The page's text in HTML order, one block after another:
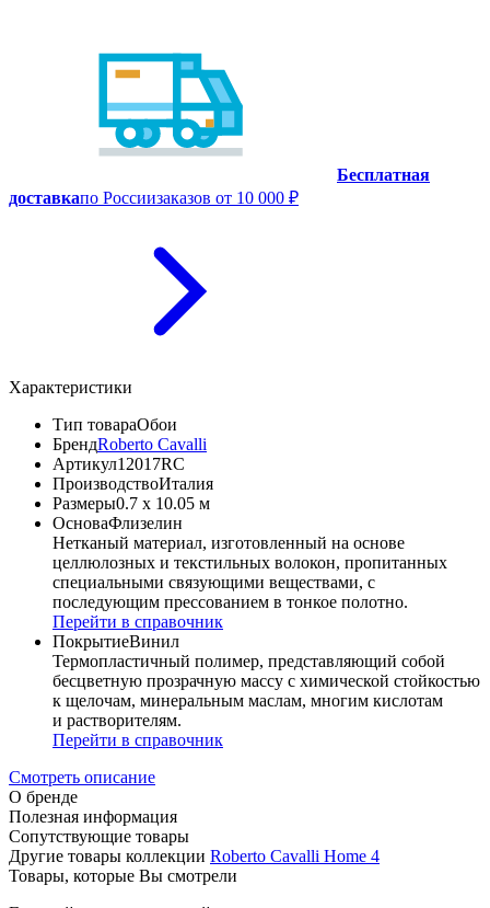
Бесплатная
доставкапо Россиизаказов от 10 000 ₽
Характеристики
Тип товараОбои
БрендRoberto Cavalli
Артикул12017RC
ПроизводствоИталия
Размеры0.7 x 10.05 м
ОсноваФлизелин
Нетканый материал, изготовленный на основе
целлюлозных и текстильных волокон, пропитанных
специальными связующими веществами, с
последующим прессованием в тонкое полотно.
Перейти в справочник
ПокрытиеВинил
Термопластичный полимер, представляющий собой
бесцветную прозрачную массу с химической стойкостью
к щелочам, минеральным маслам, многим кислотам
и растворителям.
Перейти в справочник
Смотреть описание
О бренде
Полезная информация
Сопутствующие товары
Другие товары коллекции Roberto Cavalli Home 4
Товары, которые Вы смотрели